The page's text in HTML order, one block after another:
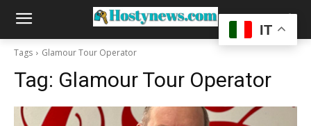
Tags Glamour Tour Operator
Tag: Glamour Tour Operator
IT